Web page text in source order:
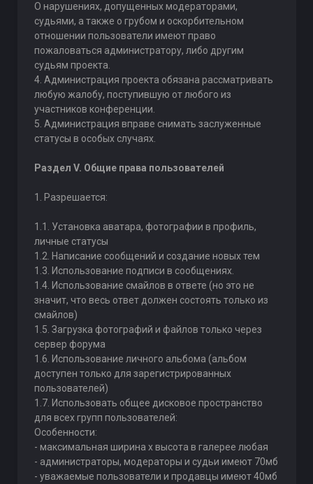
О нарушениях, допущенных модераторами,
судьями, а также о грубом и оскорбительном
отношении пользователи имеют право
пожаловаться администратору, либо другим
судьям проекта.
4. Администрация проекта обязана рассматривать
любую жалобу, поступившую от любого из
участников конференции.
5. Администрация вправе снимать заслуженные
статусы в особых случаях.
Раздел V. Общие права пользователей
1. Разрешается:
1.1. Установка аватара, фотографии в профиль,
личные статусы
1.2. Написание сообщений и создание новых тем
1.3. Использование подписи в сообщениях.
1.4. Использование смайлов в ответе (но это не
значит, что весь ответ должен состоять только из
смайлов)
1.5. Загрузка фотографий и файлов только через
сервер форума
1.6. Использование личного альбома (альбом
доступен только для зарегистрированных
пользователей)
1.7. Использовать общее дисковое пространство
для всех групп пользователей:
Особенности:
- максимальная ширина х высота в галерее любая
- администраторы, модераторы и судьи имеют 70мб
- уважаемые пользователи и продавцы имеют 40мб